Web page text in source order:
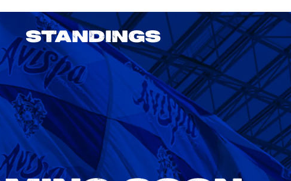
2026/27 明治安田J1リーグ 第3節
アビスパ福岡 vs 鹿島アントラーズ
8/22Sat. 18:00
STANDINGS